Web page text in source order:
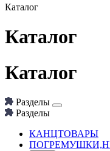
Каталог
Каталог
Каталог
Разделы
Разделы
КАНЦТОВАРЫ